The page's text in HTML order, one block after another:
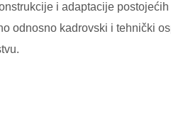
i adaptacije
odnosno kadrovski i tehnički